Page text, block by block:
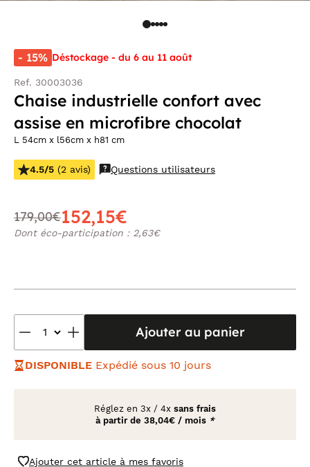
- 15% Déstockage - du 6 au 11 août
Ref. 30003036
Chaise industrielle confort avec
assise en microfibre chocolat
L 54cm x l56cm x h81 cm
4.5/5 (2 avis) Questions utilisateurs
179,00€152,15€
Dont éco-participation : 2,63€
Ajouter au panier
DISPONIBLE Expédié sous 10 jours
Réglez en 3x / 4x sans frais
à partir de 38,04€ / mois *
Ajouter cet article à mes favoris